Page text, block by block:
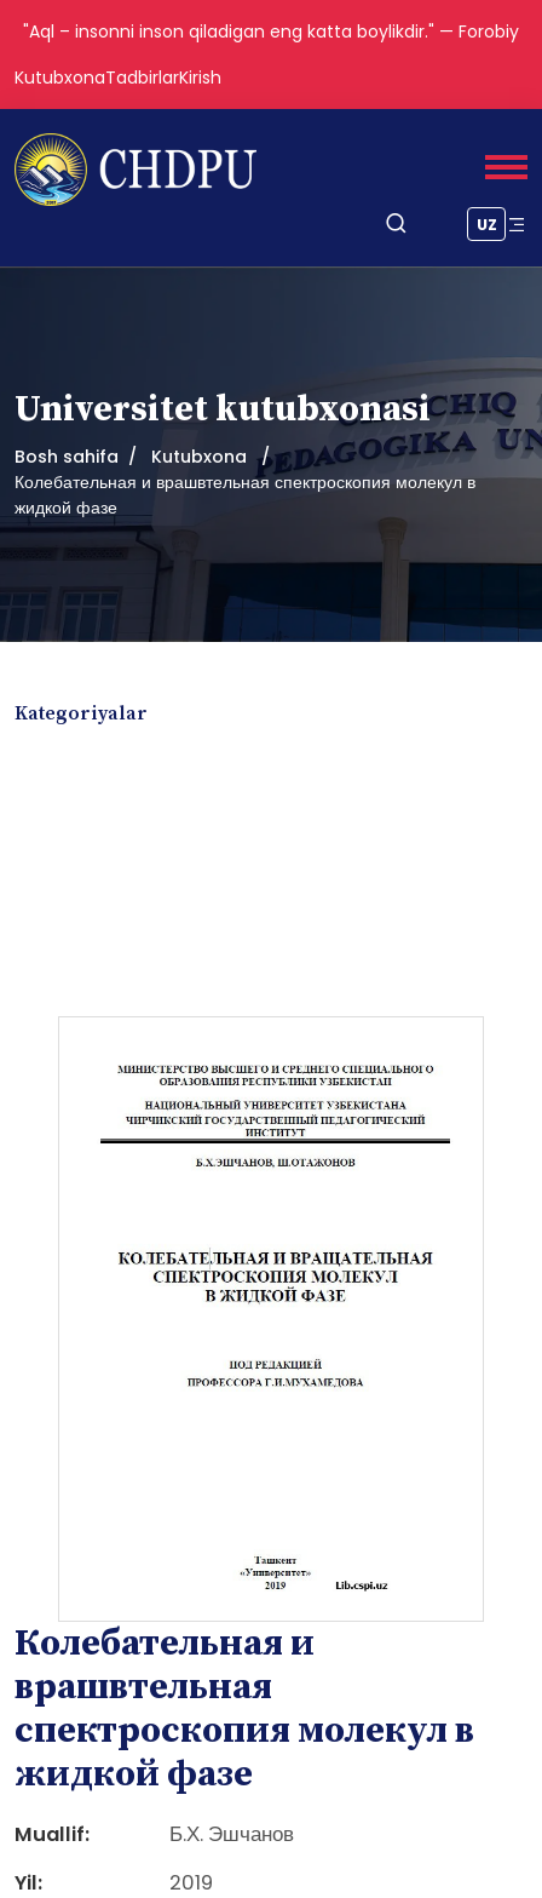
"Aql – insonni inson qiladigan eng katta boylikdir." — Forobiy
KutubxonaTadbirlarKirish
UZ
Universitet kutubxonasi
Bosh sahifa
Kutubxona
Колебательная и врашвтельная спектроскопия молекул в
жидкой фазе
Kategoriyalar
Колебательная и
врашвтельная
спектроскопия молекул в
жидкой фазе
Muallif:
Б.Х. Эшчанов
Yil:
2019